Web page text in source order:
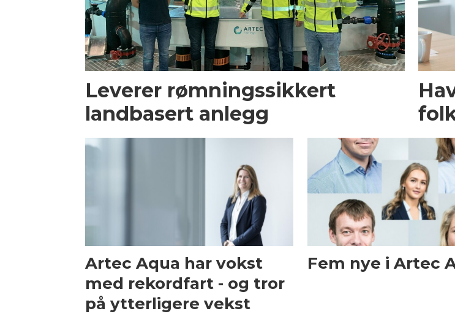
Leverer rømningssikkert
landbasert anlegg
Artec Aqua har vokst
med rekordfart - og tror
på ytterligere vekst
Fem nye i Artec